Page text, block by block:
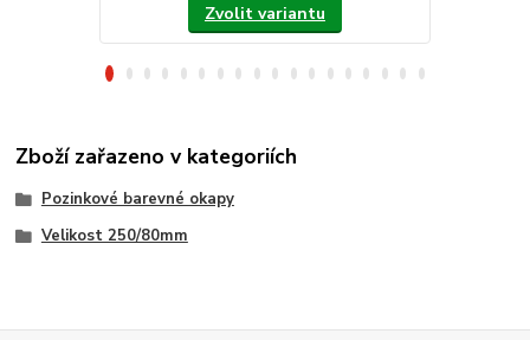
Zvolit variantu
Zboží zařazeno v kategoriích
Pozinkové barevné okapy
Velikost 250/80mm